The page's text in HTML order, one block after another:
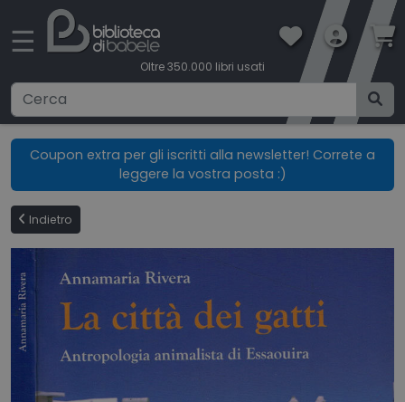
☰
Oltre 350.000 libri usati
Ricerca avanzata
CONDIZIONI DI VENDITA
BOOKLOVERS CARD
SPEDIZIONI
Coupon extra per gli iscritti alla newsletter! Correte a
leggere la vostra posta :)
Indietro